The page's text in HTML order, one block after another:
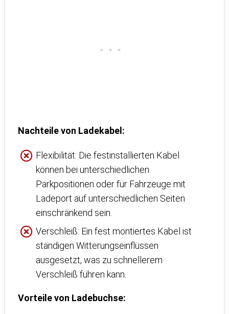
Nachteile von Ladekabel:
Flexibilität: Die festinstallierten Kabel
können bei unterschiedlichen
Parkpositionen oder für Fahrzeuge mit
Ladeport auf unterschiedlichen Seiten
einschränkend sein.
Verschleiß: Ein fest montiertes Kabel ist
ständigen Witterungseinflüssen
ausgesetzt, was zu schnellerem
Verschleiß führen kann.
Vorteile von Ladebuchse: